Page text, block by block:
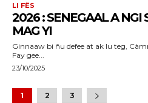
LI FËS
2026 : SENEGAAL A NGI
MAG YI
Ginnaaw bi ñu defee at ak lu teg,
Fay gee...
23/10/2025
1 2 3